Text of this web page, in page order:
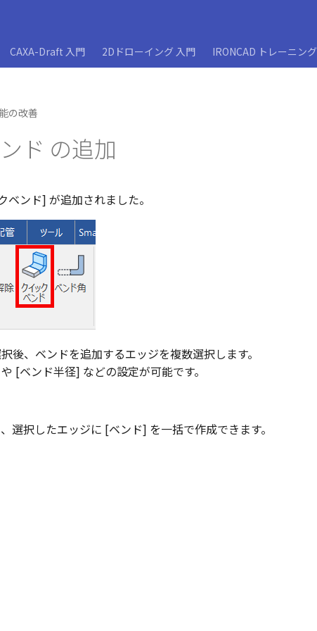
CAXA-Draft 入門 2Dドローイング 入門 IRONCAD トレーニング
の改善
ド の追加
ンド] が追加されました。
後、ベンドを追加するエッジを複数選択します。
[ベンド半径] などの設定が可能です。
選択したエッジに [ベンド] を一括で作成できます。